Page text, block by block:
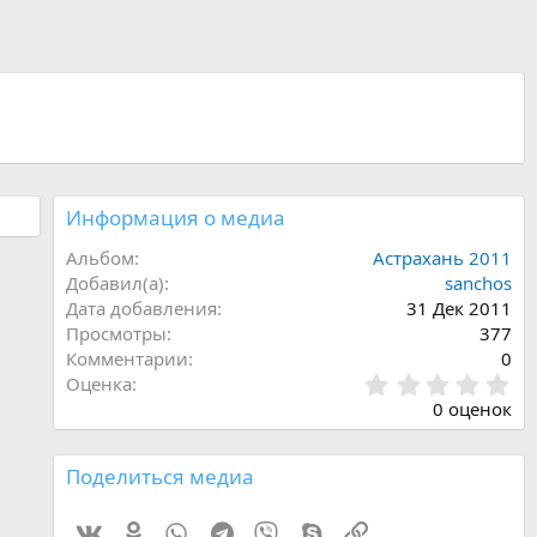
Информация о медиа
Альбом
Астрахань 2011
Добавил(а)
sanchos
Дата добавления
31 Дек 2011
Просмотры
377
Комментарии
0
Оценка
.
0
0
0 оценок
Поделиться медиа
Ok WhatsAppTelegram
Viber SkypeСсылка